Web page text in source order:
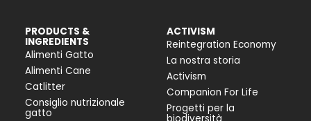
PRODUCTS &
INGREDIENTS
Alimenti Gatto
Alimenti Cane
Catlitter
Consiglio nutrizionale
gatto
ACTIVISM
Reintegration Economy
La nostra storia
Activism
Companion For Life
Progetti per la